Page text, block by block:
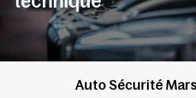
Auto Sécurité